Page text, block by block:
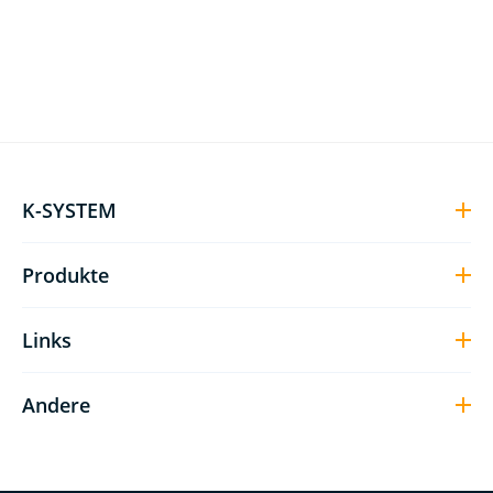
K-SYSTEM
Produkte
Links
Andere